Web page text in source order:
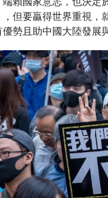
但要贏得世界重視，
勢且助中國大陸發展